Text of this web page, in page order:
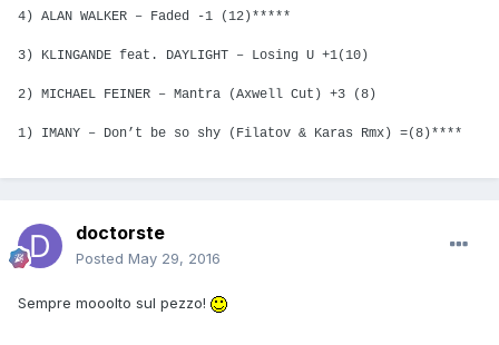
4) ALAN WALKER – Faded -1 (12)*****
3) KLINGANDE feat. DAYLIGHT – Losing U +1(10)
2) MICHAEL FEINER – Mantra (Axwell Cut) +3 (8)
1) IMANY – Don’t be so shy (Filatov & Karas Rmx) =(8)****
doctorste
Posted May 29, 2016
Sempre mooolto sul pezzo!